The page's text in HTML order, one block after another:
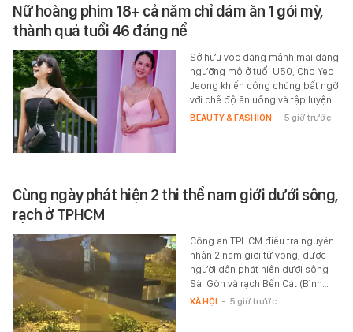
Nữ hoàng phim 18+ cả năm chỉ dám ăn 1 gói mỳ,
thành quả tuổi 46 đáng nể
Sở hữu vóc dáng mảnh mai đáng
ngưỡng mộ ở tuổi U50, Cho Yeo
Jeong khiến công chúng bất ngờ
với chế độ ăn uống và tập luyện…
BEAUTY & FASHION - 5 giờ trước
Cùng ngày phát hiện 2 thi thể nam giới dưới sông,
rạch ở TPHCM
Công an TPHCM điều tra nguyên
nhân 2 nam giới tử vong, được
người dân phát hiện dưới sông
Sài Gòn và rạch Bến Cát (Bình…
XÃ HỘI - 5 giờ trước